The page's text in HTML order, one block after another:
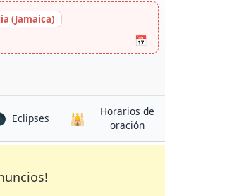
(Jamaica)
📅
Eclipsesen Bāmyān
🕌
Horarios de
oraciónen Bāmyān